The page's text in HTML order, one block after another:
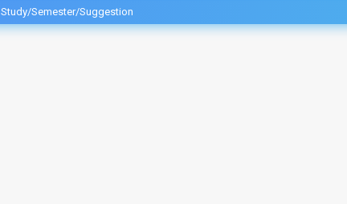
Study/Semester/Suggestion